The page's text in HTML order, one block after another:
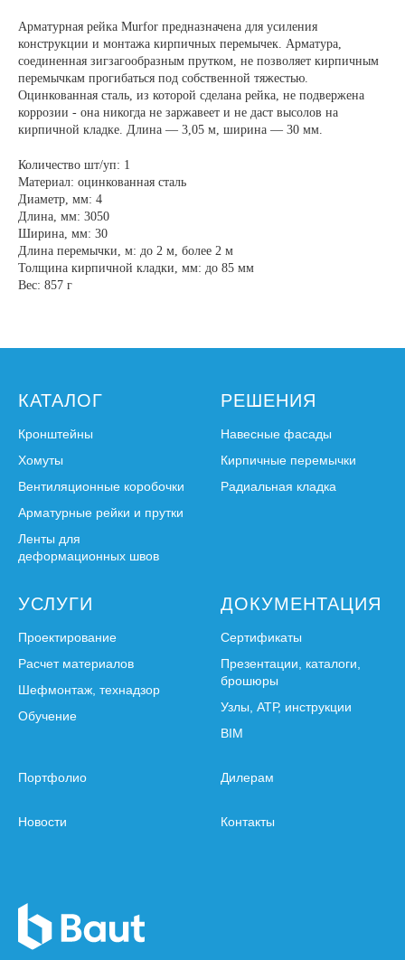
Арматурная рейка Murfor предназначена для усиления
конструкции и монтажа кирпичных перемычек. Арматура,
соединенная зигзагообразным прутком, не позволяет кирпичным
перемычкам прогибаться под собственной тяжестью.
Оцинкованная сталь, из которой сделана рейка, не подвержена
коррозии - она никогда не заржавеет и не даст высолов на
кирпичной кладке. Длина — 3,05 м, ширина — 30 мм.
Количество шт/уп: 1
Материал: оцинкованная сталь
Диаметр, мм: 4
Длина, мм: 3050
Ширина, мм: 30
Длина перемычки, м: до 2 м, более 2 м
Толщина кирпичной кладки, мм: до 85 мм
Вес: 857 г
КАТАЛОГ
Кронштейны
Хомуты
Вентиляционные коробочки
Арматурные рейки и прутки
Ленты для
деформационных швов
РЕШЕНИЯ
Навесные фасады
Кирпичные перемычки
Радиальная кладка
УСЛУГИ
Проектирование
Расчет материалов
Шефмонтаж, технадзор
Обучение
ДОКУМЕНТАЦИЯ
Сертификаты
Презентации, каталоги,
брошюры
Узлы, АТР, инструкции
BIM
Портфолио Дилерам
Новости Контакты